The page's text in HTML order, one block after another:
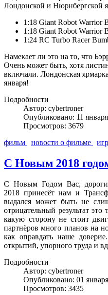
Лондонской и Нюрнбергской
1:18 Giant Robot Warrior
1:18 Giant Robot Warrior
1:24 RC Turbo Racer
Намекает ли это на то, что
Очень может быть, хотя
включали. Лондонская
января!
Подробности
Автор: cybertroner
Опубликовано: 11
Просмотров: 3679
фильм
новости о фильме
С Новым 2018
С Новым Годом Вас,
2018 принесёт нам и
выдался может быть не
отрицательный результат это
какую сторону не стоит
партнёров много планов на
как оправдать наше
открытий, упорного труда и
Подробности
Автор: cybertroner
Опубликовано: 01
Просмотров: 3435